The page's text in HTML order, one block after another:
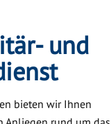
und
bieten wir Ihnen